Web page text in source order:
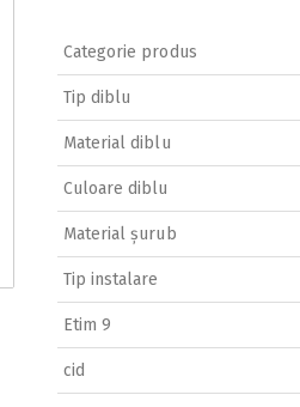
Categorie produs
Tip diblu
Material diblu
Culoare diblu
Material șurub
Tip instalare
Etim 9
cid